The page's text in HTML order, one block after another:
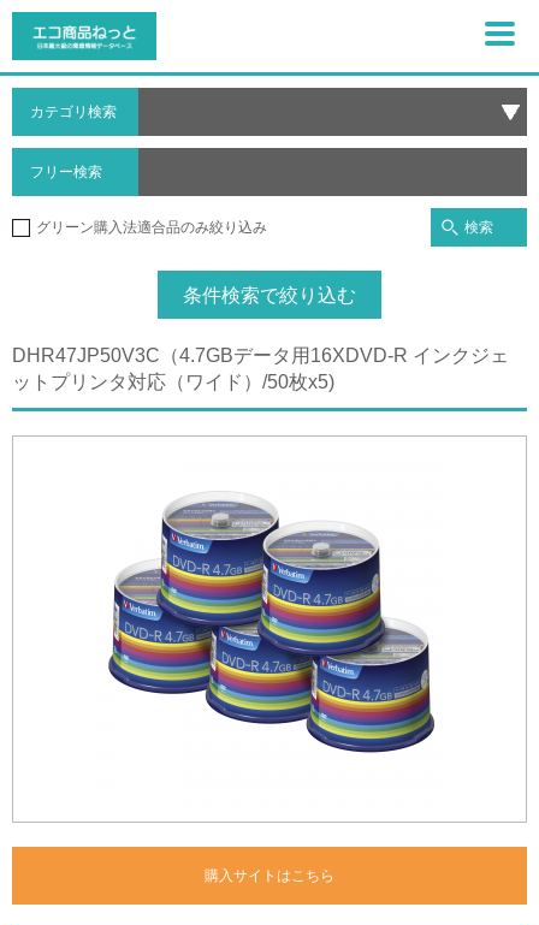
カテゴリ検索
フリー検索
グリーン購入法適合品のみ絞り込み 検索
条件検索で絞り込む
DHR47JP50V3C（4.7GBデータ用16XDVD-R インクジェ
ットプリンタ対応（ワイド）/50枚x5)
購入サイトはこちら